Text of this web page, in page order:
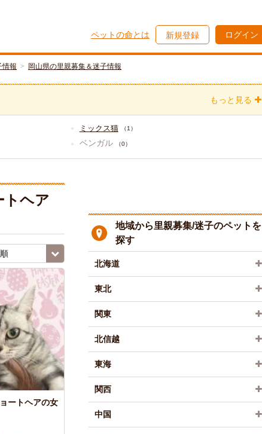
ペットの命とは 新規登録 ログイン
情報 岡山県の里親募集＆迷子情報
ミックス猫 （1）
ベンガル （0）
もっと見る
トヘア
ートヘアの女
地域から里親募集/迷子のペットを
探す
北海道
東北
関東
北信越
東海
関西
中国